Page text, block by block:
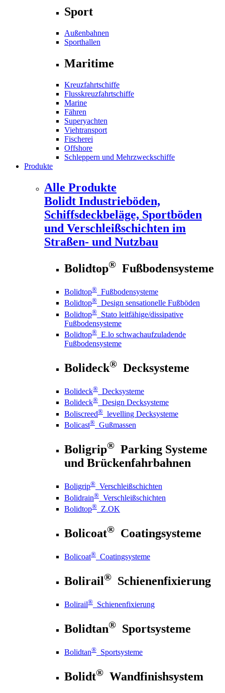
Sport
Außenbahnen
Sporthallen
Maritime
Kreuzfahrtschiffe
Flusskreuzfahrtschiffe
Marine
Fähren
Superyachten
Viehtransport
Fischerei
Offshore
Schleppern und Mehrzweckschiffe
Produkte
Alle Produkte
Bolidt Industrieböden,
Schiffsdeckbeläge, Sportböden
und Verschleißschichten im
Straßen- und Nutzbau
Bolidtop® Fußbodensysteme
Bolidtop® Fußbodensysteme
Bolidtop® Design sensationelle Fußböden
Bolidtop® Stato leitfähige/dissipative
Fußbodensysteme
Bolidtop® E.lo schwachaufzuladende
Fußbodensysteme
Bolideck® Decksysteme
Bolideck® Decksysteme
Bolideck® Design Decksysteme
Boliscreed® levelling Decksysteme
Bolicast® Gußmassen
Boligrip® Parking Systeme
und Brückenfahrbahnen
Boligrip® Verschleißschichten
Bolidrain® Verschleißschichten
Bolidtop® Z.OK
Bolicoat® Coatingsysteme
Bolicoat® Coatingsysteme
Bolirail® Schienenfixierung
Bolirail® Schienenfixierung
Bolidtan® Sportsysteme
Bolidtan® Sportsysteme
Bolidt® Wandfinishsystem